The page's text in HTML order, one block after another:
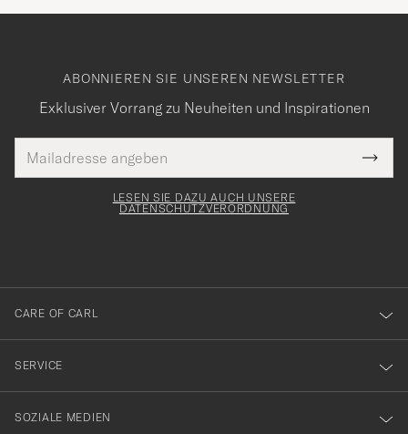
ABONNIEREN SIE UNSEREN NEWSLETTER
Exklusiver Vorrang zu Neuheiten und Inspirationen
Mail
Adresse
Tack
för
dig
till
vårt
nyhetsbrev!
LESEN SIE DAZU AUCH UNSERE
DATENSCHUTZVERORDNUNG
CARE OF CARL
SERVICE
SOZIALE MEDIEN